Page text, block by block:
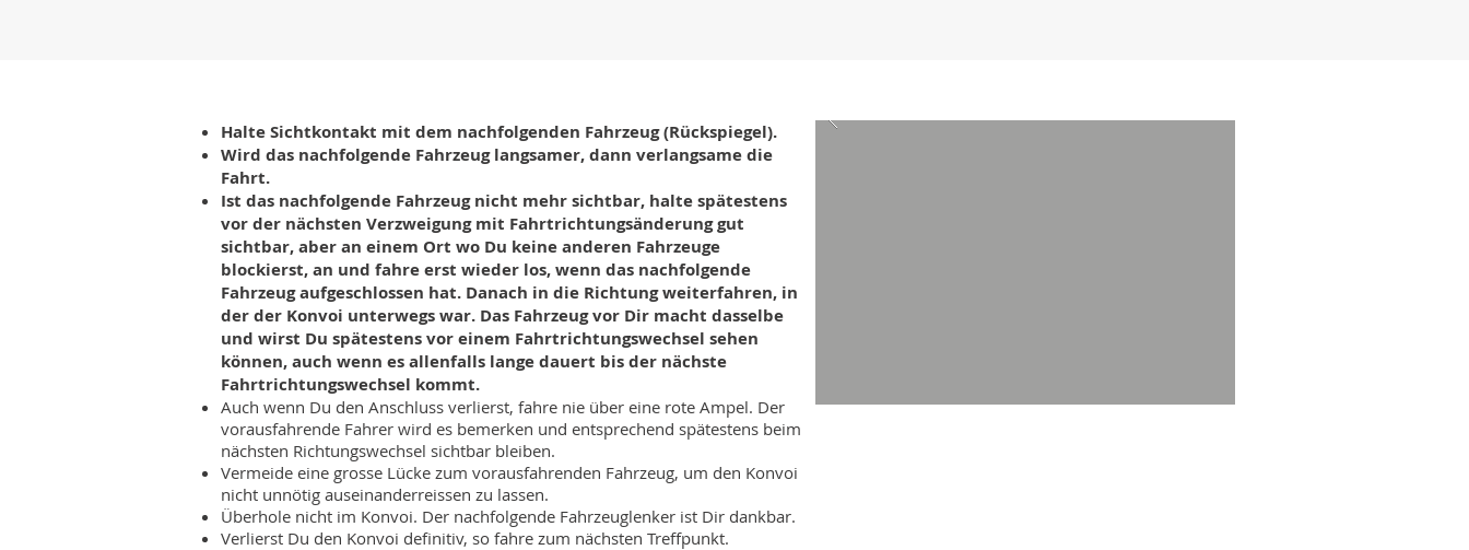
Halte Sichtkontakt mit dem nachfolgenden Fahrzeug (Rückspiegel).
Wird das nachfolgende Fahrzeug langsamer, dann verlangsame die
Fahrt.
Ist das nachfolgende Fahrzeug nicht mehr sichtbar, halte spätestens
vor der nächsten Verzweigung mit Fahrtrichtungsänderung gut
sichtbar, aber an einem Ort wo Du keine anderen Fahrzeuge
blockierst, an und fahre erst wieder los, wenn das nachfolgende
Fahrzeug aufgeschlossen hat. Danach in die Richtung weiterfahren, in
der der Konvoi unterwegs war. Das Fahrzeug vor Dir macht dasselbe
und wirst Du spätestens vor einem Fahrtrichtungswechsel sehen
können, auch wenn es allenfalls lange dauert bis der nächste
Fahrtrichtungswechsel kommt.
Auch wenn Du den Anschluss verlierst, fahre nie über eine rote Ampel. Der
vorausfahrende Fahrer wird es bemerken und entsprechend spätestens beim
nächsten Richtungswechsel sichtbar bleiben.
Vermeide eine grosse Lücke zum vorausfahrenden Fahrzeug, um den Konvoi
nicht unnötig auseinanderreissen zu lassen.
Überhole nicht im Konvoi. Der nachfolgende Fahrzeuglenker ist Dir dankbar.
Verlierst Du den Konvoi definitiv, so fahre zum nächsten Treffpunkt.​